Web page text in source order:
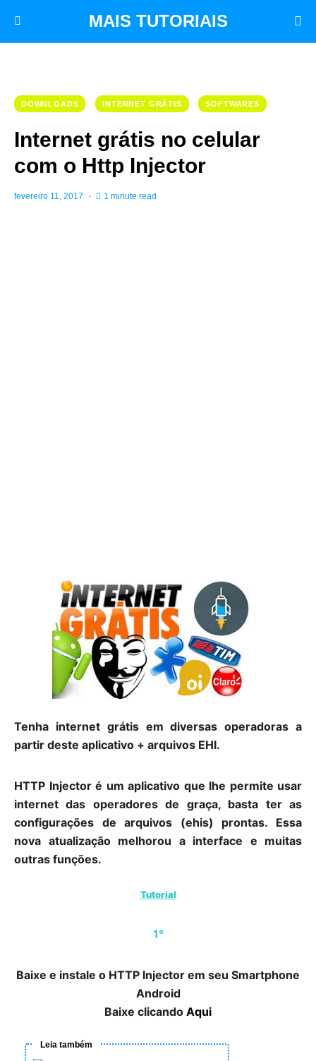
MAIS TUTORIAIS
DOWNLOADS INTERNET GRÁTIS SOFTWARES
Internet grátis no celular
com o Http Injector
fevereiro 11, 2017 1 minute read
Tenha internet grátis em diversas operadoras a
partir deste aplicativo + arquivos EHI.
HTTP Injector é um aplicativo que lhe permite usar
internet das operadores de graça, basta ter as
configurações de arquivos (ehis) prontas. Essa
nova atualização melhorou a interface e muitas
outras funções.
Tutorial
1°
Baixe e instale o HTTP Injector em seu Smartphone
Android
Baixe clicando Aqui
Leia também